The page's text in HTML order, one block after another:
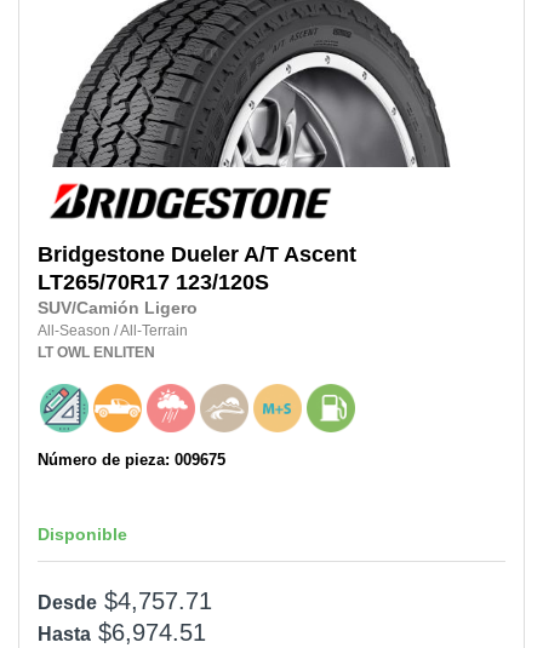
Bridgestone Dueler A/T Ascent
LT265/70R17 123/120S
SUV/Camión Ligero
All-Season /All-Terrain
LT OWL ENLITEN
Número de pieza: 009675
Disponible
Desde $4,757.71
Hasta $6,974.51